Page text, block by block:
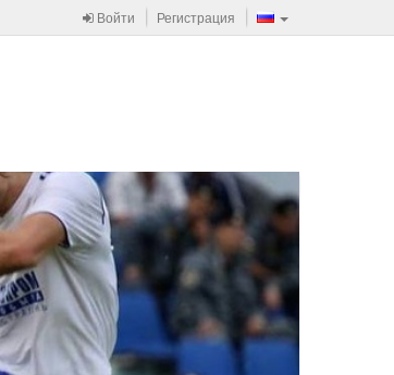
Войти Регистрация